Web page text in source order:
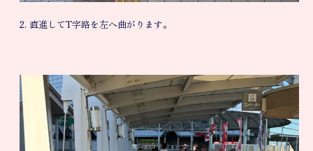
2. 直進してT字路を左へ曲がります。